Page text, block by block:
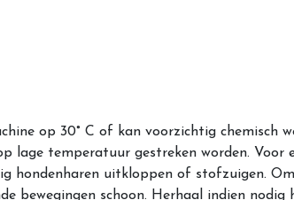
op 30° C of kan voorzichtig chemisch
lage temperatuur gestreken worden.
hondenharen uitkloppen of stofzuigen.
bewegingen schoon. Herhaal indien nodig